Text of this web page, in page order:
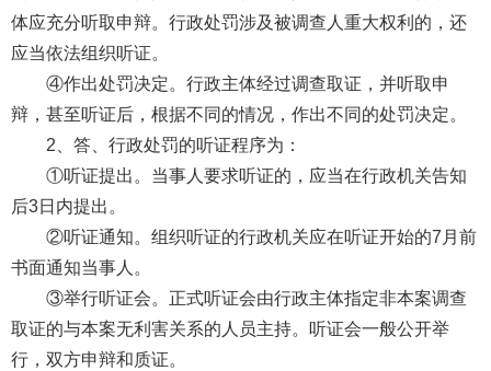
体应充分听取申辩。行政处罚涉及被调查人重大权利的，还
应当依法组织听证。
④作出处罚决定。行政主体经过调查取证，并听取申
辩，甚至听证后，根据不同的情况，作出不同的处罚决定。
2、答、行政处罚的听证程序为：
①听证提出。当事人要求听证的，应当在行政机关告知
后3日内提出。
②听证通知。组织听证的行政机关应在听证开始的7月前
书面通知当事人。
③举行听证会。正式听证会由行政主体指定非本案调查
取证的与本案无利害关系的人员主持。听证会一般公开举
行，双方申辩和质证。